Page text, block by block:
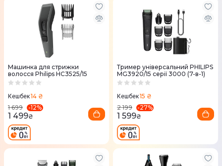
Машинка для стрижки
волосся Philips HC3525/15
Кешбек14 ₴
1 699
-12%
1 499₴
Тример універсальний PHILIPS
MG3920/15 серії 3000 (7-в-1)
Кешбек15 ₴
2 199
-27%
1 599₴